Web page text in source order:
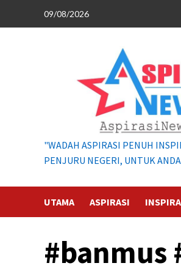
09/08/2026
"WADAH ASPIRASI PENUH
PENJURU NEGERI, UNTUK
UTAMA ASPIRASI
#banmus